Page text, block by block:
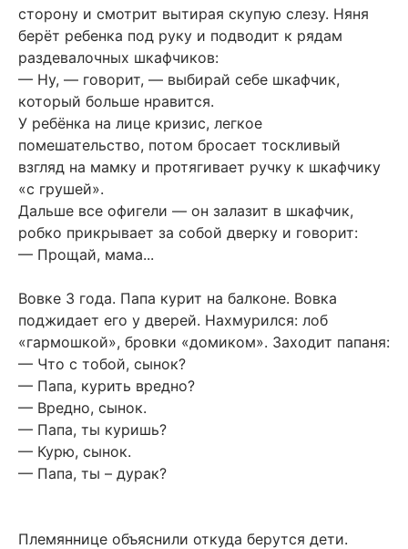
сторону и смотрит вытирая скупую слезу. Няня
берёт ребенка под руку и подводит к рядам
раздевалочных шкафчиков:
— Ну, — говорит, — выбирай себе шкафчик,
который больше нравится.
У ребёнка на лице кризис, легкое
помешательство, потом бросает тоскливый
взгляд на мамку и протягивает ручку к шкафчику
«с грушей».
Дальше все офигели — он залазит в шкафчик,
робко прикрывает за собой дверку и говорит:
— Прощай, мама...
Вовке 3 года. Папа курит на балконе. Вовка
поджидает его у дверей. Нахмурился: лоб
«гармошкой», бровки «домиком». Заходит папаня:
— Что с тобой, сынок?
— Папа, курить вредно?
— Вредно, сынок.
— Папа, ты куришь?
— Курю, сынок.
— Папа, ты – дурак?
Племяннице объяснили откуда берутся дети.